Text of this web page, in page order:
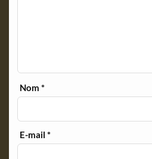
Nom*
E-mail*